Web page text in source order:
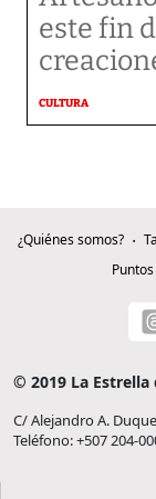
este fin
CULTURA
¿Quiénes somos?
© 2019 La Estrella
C/ Alejandro A.
Teléfono: +507 204-